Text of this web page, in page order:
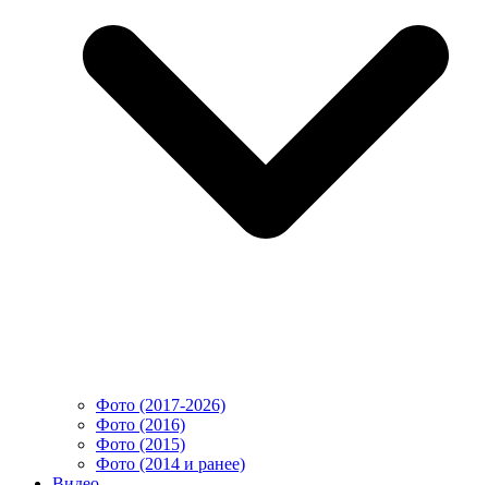
Фото (2017-2026)
Фото (2016)
Фото (2015)
Фото (2014 и ранее)